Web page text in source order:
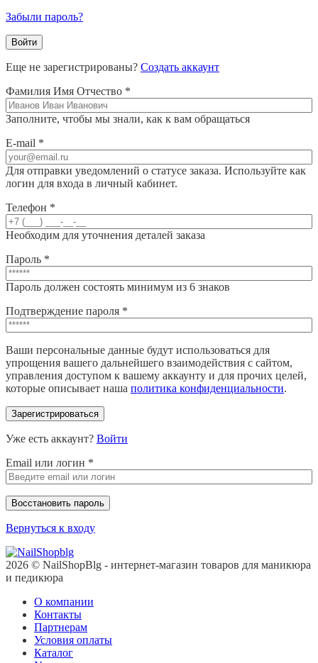
Забыли пароль?
Войти
Еще не зарегистрированы? Создать аккаунт
Фамилия Имя Отчество *
Заполните, чтобы мы знали, как к вам обращаться
E-mail *
Для отправки уведомлений о статусе заказа. Используйте как
логин для входа в личный кабинет.
Телефон *
Необходим для уточнения деталей заказа
Пароль *
Пароль должен состоять минимум из 6 знаков
Подтверждение пароля *
Ваши персональные данные будут использоваться для
упрощения вашего дальнейшего взаимодействия с сайтом,
управления доступом к вашему аккаунту и для прочих целей,
которые описывает наша политика конфиденциальности.
Зарегистрироваться
Уже есть аккаунт? Войти
Email или логин *
Восстановить пароль
Вернуться к входу
2026 © NailShopBlg - интернет-магазин товаров для маникюра
и педикюра
О компании
Контакты
Партнерам
Условия оплаты
Каталог